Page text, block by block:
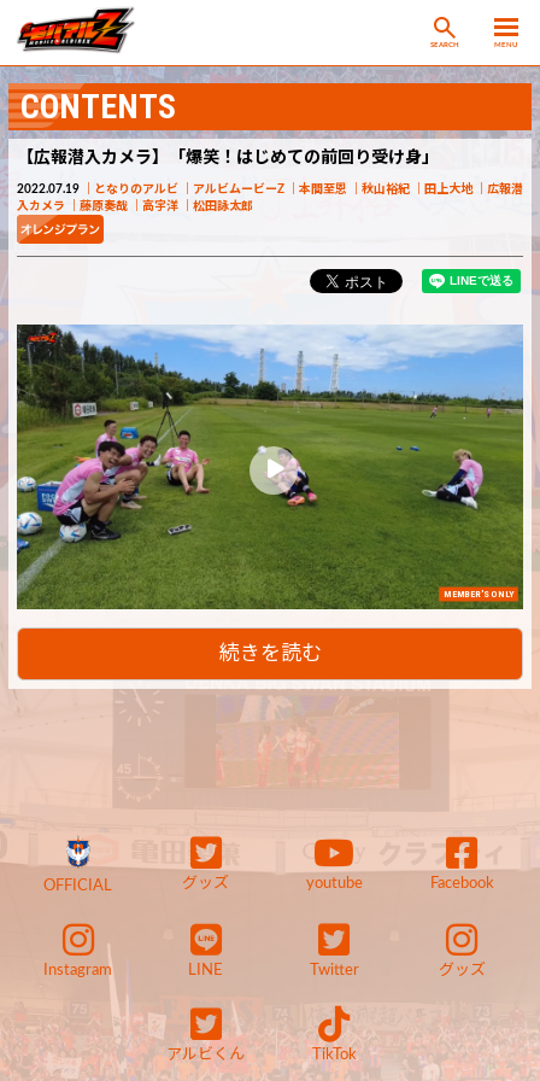
SEARCH MENU
CONTENTS
【広報潜入カメラ】「爆笑！はじめての前回り受け身」
2022.07.19 となりのアルビ アルビムービーZ 本間至恩 秋山裕紀 田上大地
広報潜
入カメラ
藤原奏哉 高宇洋 松田詠太郎
MEMBER'S ONLY
続きを読む
OFFICIAL グッズ youtube Facebook
Instagram LINE Twitter グッズ
アルビくん TikTok